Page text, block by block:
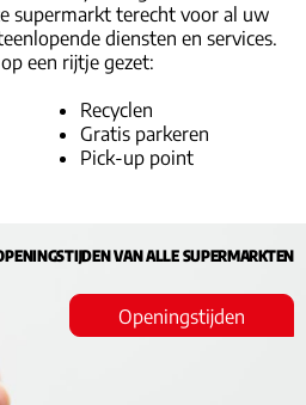
supermarkt terecht voor al uw
diensten en services.
een rijtje gezet:
Recyclen
Gratis parkeren
Pick-up point
VAN ALLE SUPERMARKTEN
Openingstijden